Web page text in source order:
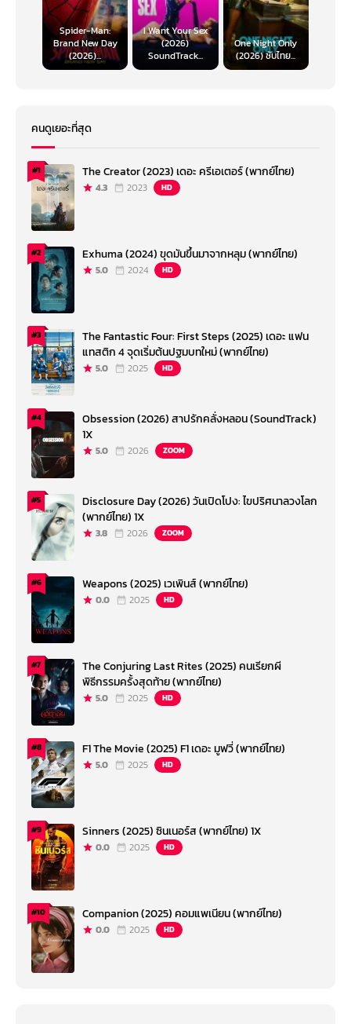
Spider-Man:
Brand New Day
(2026)...
I Want Your Sex
(2026)
SoundTrack...
One Night Only
(2026) ซับไทย...
คนดูเยอะที่สุด
#1 The Creator (2023) เดอะ ครีเอเตอร์ (พากย์ไทย)
4.3 2023 HD
#2 Exhuma (2024) ขุดมันขึ้นมาจากหลุม (พากย์ไทย)
5.0 2024 HD
#3
The Fantastic Four: First Steps (2025) เดอะ แฟน
แทสติก 4 จุดเริ่มต้นปฐมบทใหม่ (พากย์ไทย)
5.0 2025 HD
#4
Obsession (2026) สาปรักคลั่งหลอน (SoundTrack)
1X
5.0 2026 ZOOM
#5
Disclosure Day (2026) วันเปิดโปง: ไขปริศนาลวงโลก
(พากย์ไทย) 1X
3.8 2026 ZOOM
#6 Weapons (2025) เวเพินส์ (พากย์ไทย)
0.0 2025 HD
#7
The Conjuring Last Rites (2025) คนเรียกผี
พิธีกรรมครั้งสุดท้าย (พากย์ไทย)
5.0 2025 HD
#8 F1 The Movie (2025) F1 เดอะ มูฟวี่ (พากย์ไทย)
5.0 2025 HD
#9 Sinners (2025) ซินเนอร์ส (พากย์ไทย) 1X
0.0 2025 HD
#10 Companion (2025) คอมแพเนียน (พากย์ไทย)
0.0 2025 HD